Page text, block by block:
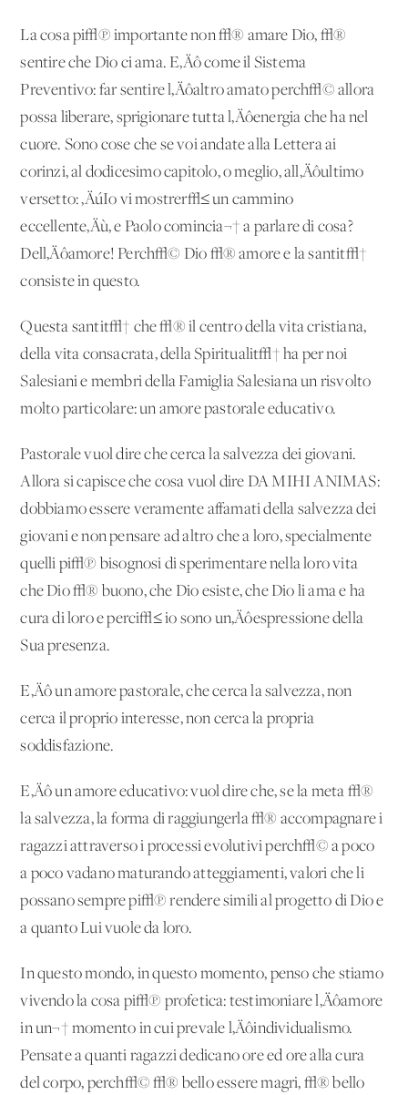
La cosa pi√π importante non √® amare Dio, √®
sentire che Dio ci ama. E‚Äô come il Sistema
Preventivo: far sentire l‚Äôaltro amato perch√© allora
possa liberare, sprigionare tutta l‚Äôenergia che ha nel
cuore. Sono cose che se voi andate alla Lettera ai
corinzi, al dodicesimo capitolo, o meglio, all‚Äôultimo
versetto: ‚ÄúIo vi mostrer√≤ un cammino
eccellente‚Äù, e Paolo comincia¬† a parlare di cosa?
Dell‚Äôamore! Perch√© Dio √® amore e la santit√†
consiste in questo.
Questa santit√† che √® il centro della vita cristiana,
della vita consacrata, della Spiritualit√† ha per noi
Salesiani e membri della Famiglia Salesiana un risvolto
molto particolare: un amore pastorale educativo.
Pastorale vuol dire che cerca la salvezza dei giovani.
Allora si capisce che cosa vuol dire DA MIHI ANIMAS:
dobbiamo essere veramente affamati della salvezza dei
giovani e non pensare ad altro che a loro, specialmente
quelli pi√π bisognosi di sperimentare nella loro vita
che Dio √® buono, che Dio esiste, che Dio li ama e ha
cura di loro e perci√≤ io sono un‚Äôespressione della
Sua presenza.
E‚Äô un amore pastorale, che cerca la salvezza, non
cerca il proprio interesse, non cerca la propria
soddisfazione.
E‚Äô un amore educativo: vuol dire che, se la meta √®
la salvezza, la forma di raggiungerla √® accompagnare i
ragazzi attraverso i processi evolutivi perch√© a poco
a poco vadano maturando atteggiamenti, valori che li
possano sempre pi√π rendere simili al progetto di Dio e
a quanto Lui vuole da loro.
In questo mondo, in questo momento, penso che stiamo
vivendo la cosa pi√π profetica: testimoniare l‚Äôamore
in un¬† momento in cui prevale l‚Äôindividualismo.
Pensate a quanti ragazzi dedicano ore ed ore alla cura
del corpo, perch√© √® bello essere magri, √® bello